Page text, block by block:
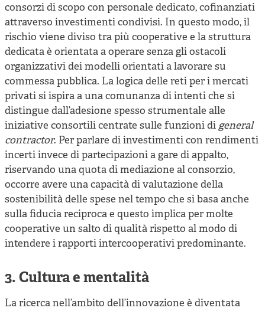
consorzi di scopo con personale dedicato, cofinanziati
attraverso investimenti condivisi. In questo modo, il
rischio viene diviso tra più cooperative e la struttura
dedicata è orientata a operare senza gli ostacoli
organizzativi dei modelli orientati a lavorare su
commessa pubblica. La logica delle reti per i mercati
privati si ispira a una comunanza di intenti che si
distingue dall’adesione spesso strumentale alle
iniziative consortili centrate sulle funzioni digeneral
contractor. Per parlare di investimenti con rendimenti
incerti invece di partecipazioni a gare di appalto,
riservando una quota di mediazione al consorzio,
occorre avere una capacità di valutazione della
sostenibilità delle spese nel tempo che si basa anche
sulla fiducia reciproca e questo implica per molte
cooperative un salto di qualità rispetto al modo di
intendere i rapporti intercooperativi predominante.
3. Cultura e mentalità
La ricerca nell’ambito dell’innovazione è diventata